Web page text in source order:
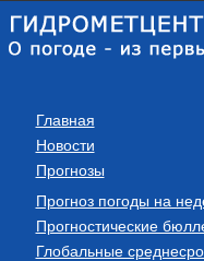
Главная
Новости
Прогнозы
Прогноз погоды на
Прогностические
Глобальные